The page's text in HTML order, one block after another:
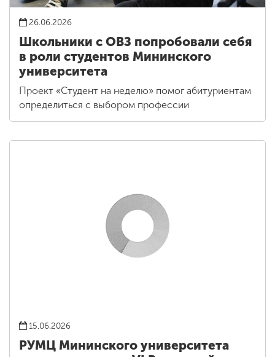
26.06.2026
Школьники с ОВЗ попробовали себя
в роли студентов Мининского
университета
Проект «Студент на неделю» помог абитуриентам
определиться с выбором профессии
15.06.2026